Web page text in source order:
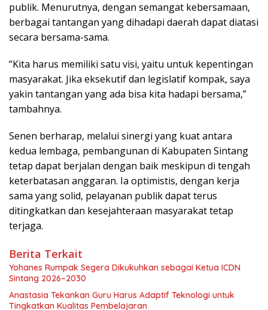
publik. Menurutnya, dengan semangat kebersamaan,
berbagai tantangan yang dihadapi daerah dapat diatasi
secara bersama-sama.
“Kita harus memiliki satu visi, yaitu untuk kepentingan
masyarakat. Jika eksekutif dan legislatif kompak, saya
yakin tantangan yang ada bisa kita hadapi bersama,”
tambahnya.
Senen berharap, melalui sinergi yang kuat antara
kedua lembaga, pembangunan di Kabupaten Sintang
tetap dapat berjalan dengan baik meskipun di tengah
keterbatasan anggaran. Ia optimistis, dengan kerja
sama yang solid, pelayanan publik dapat terus
ditingkatkan dan kesejahteraan masyarakat tetap
terjaga.
Berita Terkait
Yohanes Rumpak Segera Dikukuhkan sebagai Ketua ICDN
Sintang 2026–2030
Anastasia Tekankan Guru Harus Adaptif Teknologi untuk
Tingkatkan Kualitas Pembelajaran